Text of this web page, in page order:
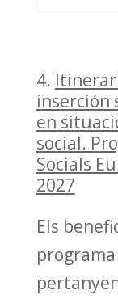
inserción
en
social.
Socials
2027
Els